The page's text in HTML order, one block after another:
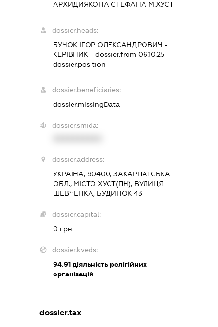
АРХИДИЯКОНА СТЕФАНА М.ХУСТ
dossier.heads:
БУЧОК ІГОР ОЛЕКСАНДРОВИЧ -
КЕРІВНИК- dossier.from 06.10.25
dossier.position -
dossier.beneficiaries:
dossier.missingData
dossier.smida:
dossier.address:
УКРАЇНА, 90400, ЗАКАРПАТСЬКА
ОБЛ., МІСТО ХУСТ(ПН), ВУЛИЦЯ
ШЕВЧЕНКА, БУДИНОК 43
dossier.capital:
0 грн.
dossier.kveds:
94.91діяльність релігійних
організацій
dossier.tax